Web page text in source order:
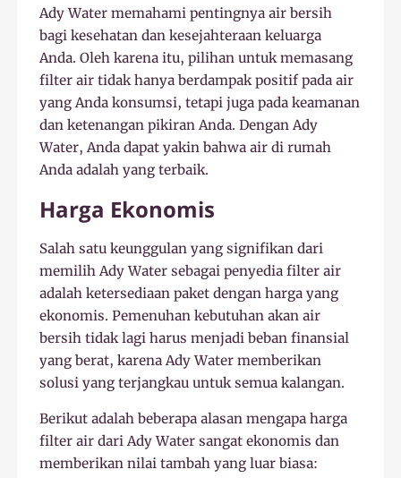
Ady Water memahami pentingnya air bersih
bagi kesehatan dan kesejahteraan keluarga
Anda. Oleh karena itu, pilihan untuk memasang
filter air tidak hanya berdampak positif pada air
yang Anda konsumsi, tetapi juga pada keamanan
dan ketenangan pikiran Anda. Dengan Ady
Water, Anda dapat yakin bahwa air di rumah
Anda adalah yang terbaik.
Harga Ekonomis
Salah satu keunggulan yang signifikan dari
memilih Ady Water sebagai penyedia filter air
adalah ketersediaan paket dengan harga yang
ekonomis. Pemenuhan kebutuhan akan air
bersih tidak lagi harus menjadi beban finansial
yang berat, karena Ady Water memberikan
solusi yang terjangkau untuk semua kalangan.
Berikut adalah beberapa alasan mengapa harga
filter air dari Ady Water sangat ekonomis dan
memberikan nilai tambah yang luar biasa: